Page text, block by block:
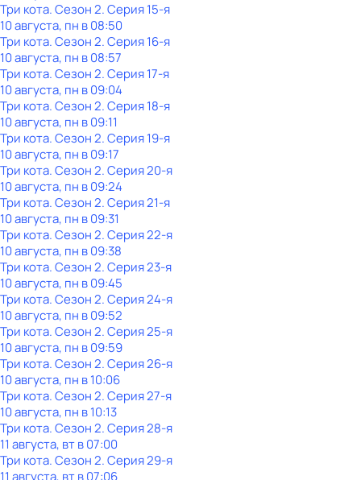
Три кота. Сезон 2. Серия 15-я
10 августа, пн в 08:50
Три кота. Сезон 2. Серия 16-я
10 августа, пн в 08:57
Три кота. Сезон 2. Серия 17-я
10 августа, пн в 09:04
Три кота. Сезон 2. Серия 18-я
10 августа, пн в 09:11
Три кота. Сезон 2. Серия 19-я
10 августа, пн в 09:17
Три кота. Сезон 2. Серия 20-я
10 августа, пн в 09:24
Три кота. Сезон 2. Серия 21-я
10 августа, пн в 09:31
Три кота. Сезон 2. Серия 22-я
10 августа, пн в 09:38
Три кота. Сезон 2. Серия 23-я
10 августа, пн в 09:45
Три кота. Сезон 2. Серия 24-я
10 августа, пн в 09:52
Три кота. Сезон 2. Серия 25-я
10 августа, пн в 09:59
Три кота. Сезон 2. Серия 26-я
10 августа, пн в 10:06
Три кота. Сезон 2. Серия 27-я
10 августа, пн в 10:13
Три кота. Сезон 2. Серия 28-я
11 августа, вт в 07:00
Три кота. Сезон 2. Серия 29-я
11 августа, вт в 07:06